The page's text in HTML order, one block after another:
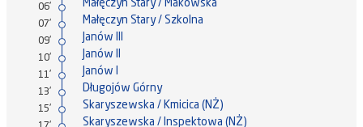
06' Małęczyn Stary / Makowska
07' Małęczyn Stary / Szkolna
09' Janów III
10' Janów II
11' Janów I
13' Długojów Górny
15' Skaryszewska / Kmicica (NŻ)
Skaryszewska / Inspektowa (NŻ)